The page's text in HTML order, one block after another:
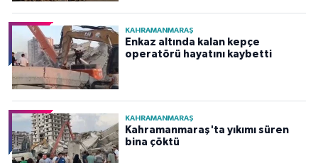
KAHRAMANMARAŞ
Enkaz altında kalan kepçe
operatörü hayatını kaybetti
KAHRAMANMARAŞ
Kahramanmaraş'ta yıkımı süren
bina çöktü